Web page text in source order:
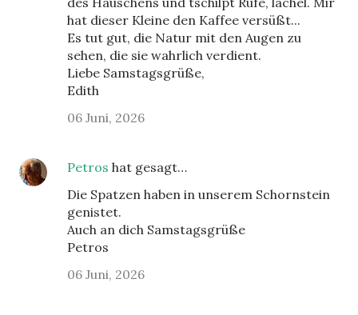
hat dieser Kleine den Kaffee versüßt...
Es tut gut, die Natur mit den Augen zu
sehen, die sie wahrlich verdient.
Liebe Samstagsgrüße,
Edith
06 Juni, 2026
Petros hat gesagt…
Die Spatzen haben in unserem Schornstein
genistet.
Auch an dich Samstagsgrüße
Petros
06 Juni, 2026